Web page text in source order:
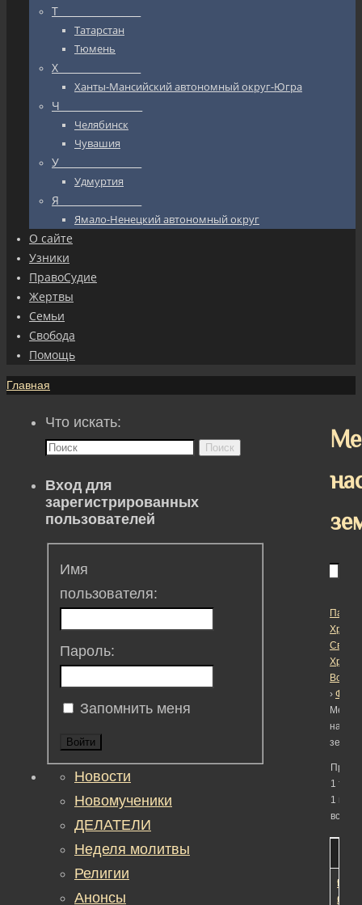
Т_________________
Татарстан
Тюмень
Х_________________
Ханты-Мансийский автономный округ-Югра
Ч_________________
Челябинск
Чувашия
У_________________
Удмуртия
Я_________________
Ямало-Ненецкий автономный округ
О сайте
Узники
ПравоСудие
Жертвы
Семьи
Свобода
Помощь
Главная
Пасха
›
Метка:
1
1 по 1
всего)
Суд
119
лет,
Что искать:
Поиск
Вход для
зарегистрированных
пользователей
Имя
пользователя:
Пароль:
Запомнить меня
Войти
Новости
Новомученики
ДЕЛАТЕЛИ
Неделя молитвы
Религии
Анонсы